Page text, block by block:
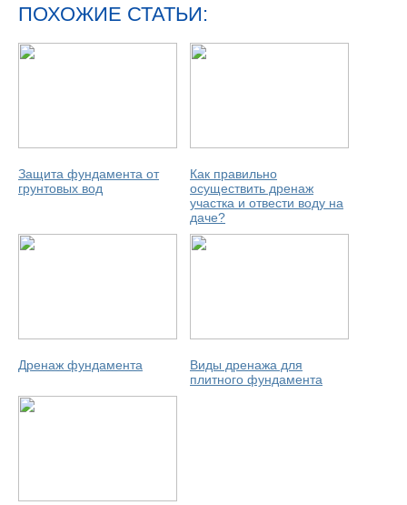
ПОХОЖИЕ СТАТЬИ:
Защита фундамента от
грунтовых вод
Как правильно
осуществить дренаж
участка и отвести воду на
даче?
Дренаж фундамента
Виды дренажа для
плитного фундамента